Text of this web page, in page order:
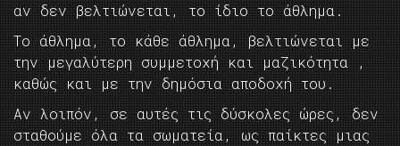
αν δεν βελτιώνεται, το ίδιο το άθλημα.
Το άθλημα, το κάθε άθλημα, βελτιώνεται με
την μεγαλύτερη συμμετοχή και μαζικότητα ,
καθώς και με την δημόσια αποδοχή του.
Αν λοιπόν, σε αυτές τις δύσκολες ώρες, δεν
σταθούμε όλα τα σωματεία, ως παίκτες μιας